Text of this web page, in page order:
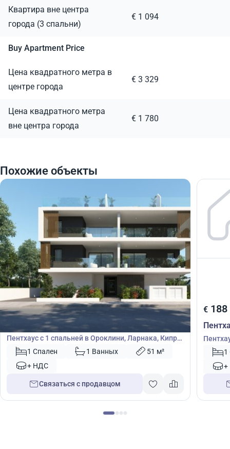
Квартира вне центра
города (3 спальни)
€ 1 094
Buy Apartment Price
Цена квадратного метра в
центре города
€ 3 329
Цена квадратного метра
вне центра города
€ 1 780
Похожие объекты
€180 000
Пентхаус
Пентхаус с 1 спальней в Ороклини, Ларнака, Кипр
№ 466641 Спален 1 Ванных
51 м²
+ НДС
Связаться с продавцом
€
525451